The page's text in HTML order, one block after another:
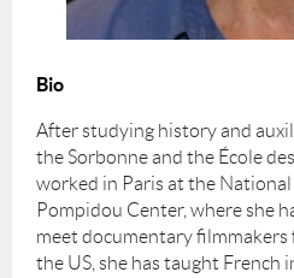
Bio
After studying history and
the Sorbonne and the École
worked in Paris at the
Pompidou Center, where she
meet documentary
the US, she has taught French